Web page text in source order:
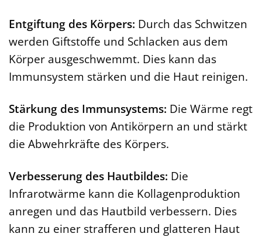
Entgiftung des Körpers: Durch das Schwitzen
werden Giftstoffe und Schlacken aus dem
Körper ausgeschwemmt. Dies kann das
Immunsystem stärken und die Haut reinigen.
Stärkung des Immunsystems: Die Wärme regt
die Produktion von Antikörpern an und stärkt
die Abwehrkräfte des Körpers.
Verbesserung des Hautbildes: Die
Infrarotwärme kann die Kollagenproduktion
anregen und das Hautbild verbessern. Dies
kann zu einer strafferen und glatteren Haut